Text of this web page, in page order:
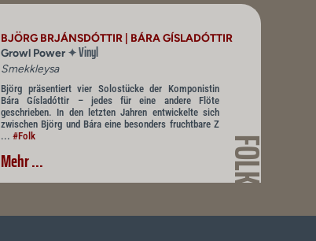
FOLK
BJÖRG BRJÁNSDÓTTIR | BÁRA GÍSLADÓTTIR
Growl Power ✦Vinyl
Smekkleysa
Björg präsentiert vier Solostücke der Komponistin
Bára Gísladóttir – jedes für eine andere Flöte
geschrieben. In den letzten Jahren entwickelte sich
zwischen Björg und Bára eine besonders fruchtbare Z
... #Folk
Mehr ...